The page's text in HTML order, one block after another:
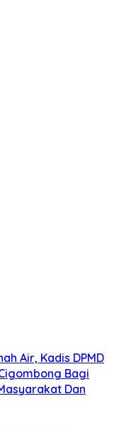
Air, Kadis DPMD
Bagi
Dan